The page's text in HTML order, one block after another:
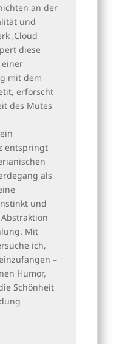
an der
und
‚Cloud
diese
einer
mit dem
erforscht
des Mutes
entspringt
als
und
Mit
ich,
–
Humor,
Schönheit